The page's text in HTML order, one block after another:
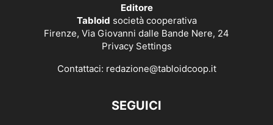
Editore
Tabloid società cooperativa
Firenze, Via Giovanni dalle Bande Nere, 24
Privacy Settings
Contattaci: redazione@tabloidcoop.it
SEGUICI